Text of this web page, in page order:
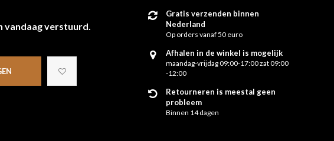
vandaag verstuurd.
Gratis verzenden binnen
Nederland
Op orders vanaf 50 euro
Afhalen in de winkel is mogelijk
maandag-vrijdag 09:00-17:00 zat 09:00
-12:00
Retourneren is meestal geen
probleem
Binnen 14 dagen